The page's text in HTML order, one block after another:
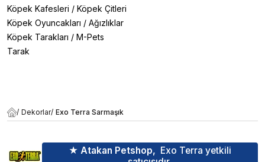
Köpek Kafesleri / Köpek Çitleri
Köpek Oyuncakları / Ağızlıklar
Köpek Tarakları / M-Pets
Tarak
/ Dekorlar/ Exo Terra Sarmaşık
★ Atakan Petshop, Exo Terra yetkili